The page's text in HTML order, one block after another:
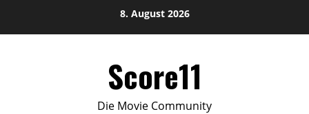
8. August 2026
Score11
Die Movie Community